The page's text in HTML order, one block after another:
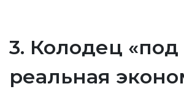
3. Колодец
реальная